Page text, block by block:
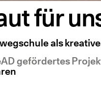
für
als
gefördertes